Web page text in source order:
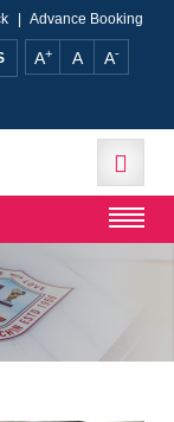
Advance Booking
A+ A A-